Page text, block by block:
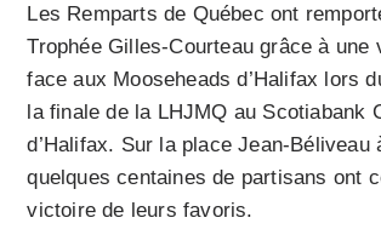
Les Remparts de Québec ont
Trophée Gilles-Courteau grâce à une
face aux Mooseheads d’Halifax lors
la finale de la LHJMQ au Scotiabank
d’Halifax. Sur la place Jean-Béliveau
quelques centaines de partisans ont
victoire de leurs favoris.